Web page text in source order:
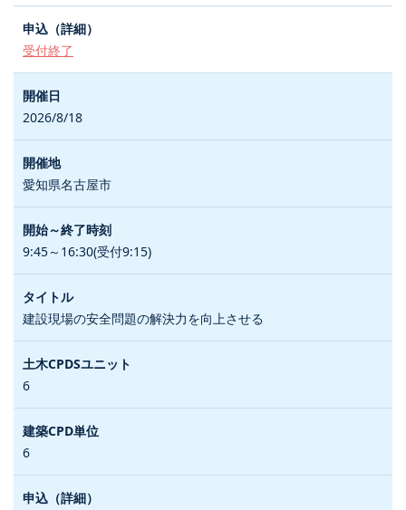
受付終了
2026/8/18
愛知県名古屋市
9:45～16:30(受付9:15)
建設現場の安全問題の解決力を向上させる
6
6